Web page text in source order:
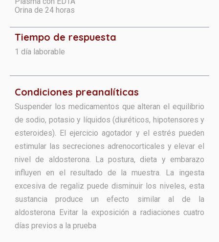
Orina de 24 horas
Tiempo de respuesta
1 día laborable
Condiciones preanalíticas
Suspender los medicamentos que alteran el equilibrio
de sodio, potasio y líquidos (diuréticos, hipotensores y
esteroides). El ejercicio agotador y el estrés pueden
estimular las secreciones adrenocorticales y elevar el
nivel de aldosterona. La postura, dieta y embarazo
influyen en el resultado de la muestra. La ingesta
excesiva de regaliz puede disminuir los niveles, esta
sustancia produce un efecto similar al de la
aldosterona Evitar la exposición a radiaciones cuatro
días previos a la prueba